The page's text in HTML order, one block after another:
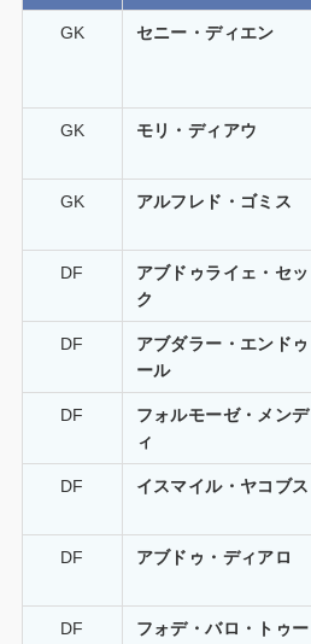
GK セニー・ディエン
GK モリ・ディアウ
GK アルフレド・ゴミス
DF
アブドゥライェ・セッ
ク
DF
アブダラー・エンドゥ
ール
DF
フォルモーゼ・メンデ
ィ
DF イスマイル・ヤコブス
DF アブドゥ・ディアロ
DF
フォデ・バロ・トゥー